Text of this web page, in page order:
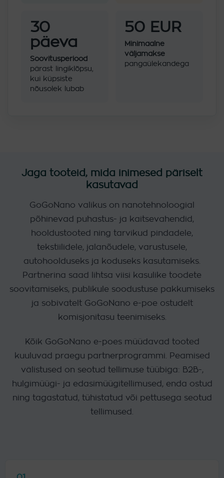
30
päeva
Soovitusperiood
pärast lingiklõpsu,
kui küpsiste
nõusolek lubab
50 EUR
Minimaalne
väljamakse
pangaülekandega
Jaga tooteid, mida inimesed päriselt
kasutavad
GoGoNano valikus on nanotehnoloogial
põhinevad puhastus- ja kaitsevahendid,
hooldustooted ning tarvikud pindadele,
tekstiilidele, jalanõudele, varustusele,
autohoolduseks ja koduseks kasutamiseks.
Partnerina saad lihtsa viisi kasulike toodete
soovitamiseks, publikule soodustuse pakkumiseks
ja sobivatelt GoGoNano e-poe ostudelt
komisjonitasu teenimiseks.
Kõik GoGoNano e-poes müüdavad tooted
kuuluvad praegu partnerprogrammi. Peamised
välistused on seotud tellimuse tüübiga: B2B-,
hulgimüügi- ja edasimüügitellimused, enda ostud
ning tagastatud, tühistatud või pettusega seotud
tellimused.